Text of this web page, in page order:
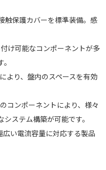
触保護カバーを標準装備。感
け可能なコンポーネントが多
より、盤内のスペースを有効
コンポーネントにより、様々
ステム構築が可能です。
い電流容量に対応する製品